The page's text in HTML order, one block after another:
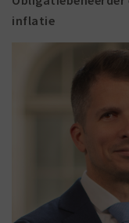
inflatie